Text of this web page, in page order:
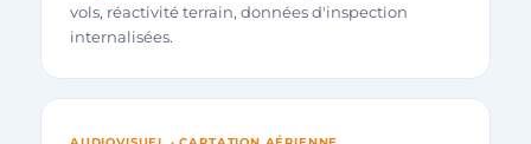
vols, réactivité terrain, données d'inspection
internalisées.